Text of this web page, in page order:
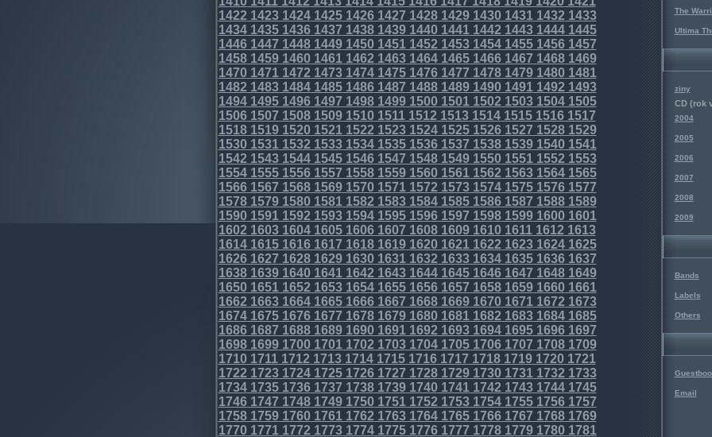
1422 14231424142514261427 14281429143014311432 1433
1434143514361437 14381439144014411442 144314441445
14461447 14481449145014511452 14531454145514561457
14581459146014611462 14631464146514661467 14681469
147014711472 14731474147514761477 1478147914801481
1482 14831484148514861487 14881489149014911492 1493
1494149514961497 14981499150015011502 150315041505
15061507 15081509151015111512 15131514151515161517
15181519152015211522 15231524152515261527 15281529
153015311532 15331534153515361537 1538153915401541
1542 15431544154515461547 15481549155015511552 1553
1554155515561557 15581559156015611562 156315641565
15661567 15681569157015711572 15731574157515761577
15781579158015811582 15831584158515861587 15881589
159015911592 15931594159515961597 1598159916001601
1602 16031604160516061607 16081609161016111612 1613
1614161516161617 16181619162016211622 162316241625
16261627 16281629163016311632 16331634163516361637
16381639164016411642 16431644164516461647 16481649
165016511652 16531654165516561657 1658165916601661
1662 16631664166516661667 16681669167016711672 1673
1674167516761677 16781679168016811682 168316841685
16861687 16881689169016911692 16931694169516961697
16981699170017011702 17031704170517061707 17081709
171017111712 17131714171517161717 1718171917201721
1722 17231724172517261727 17281729173017311732 1733
1734173517361737 17381739174017411742 174317441745
17461747 17481749175017511752 17531754175517561757
17581759176017611762 17631764176517661767 17681769
177017711772 17731774177517761777 1778177917801781
The
Ultima
ziny
CD (rok
2004
2005
2006
2007
2008
2009
Bands
Labels
Others
Email